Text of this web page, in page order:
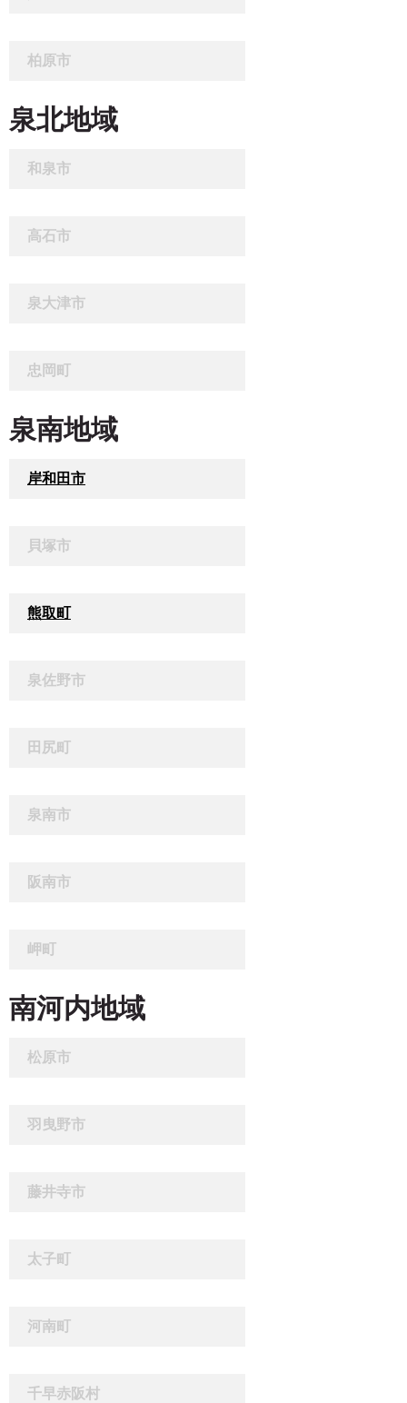
柏原市
泉北地域
和泉市
高石市
泉大津市
忠岡町
泉南地域
岸和田市
貝塚市
熊取町
泉佐野市
田尻町
泉南市
阪南市
岬町
南河内地域
松原市
羽曳野市
藤井寺市
太子町
河南町
千早赤阪村